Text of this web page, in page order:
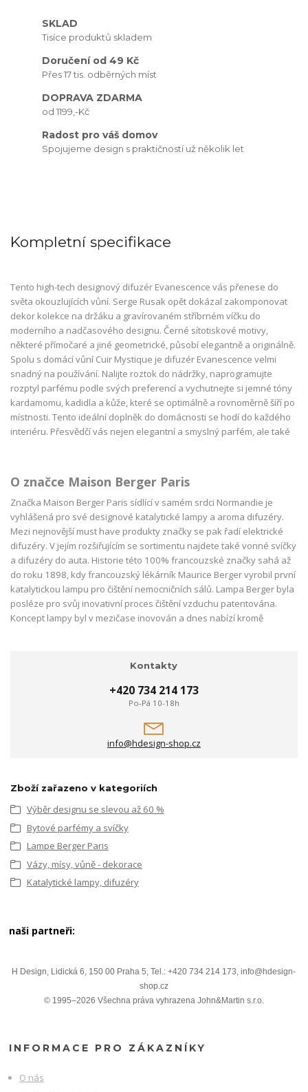
SKLAD
Tisíce produktů skladem
Doručení od 49 Kč
Přes 17 tis. odběrných míst
DOPRAVA ZDARMA
od 1199,-Kč
Radost pro váš domov
Spojujeme design s praktičností už několik let
Kompletní specifikace
Tento high-tech designový difuzér Evanescence vás přenese do
světa okouzlujících vůní. Serge Rusak opět dokázal zakomponovat
dekor kolekce na držáku a gravírovaném stříbrném víčku do
moderního a nadčasového designu. Černé sítotiskové motivy,
některé přímočaré a jiné geometrické, působí elegantně a originálně.
Spolu s domácí vůní Cuir Mystique je difuzér Evanescence velmi
snadný na používání. Nalijte roztok do nádržky, naprogramujte
rozptyl parfému podle svých preferencí a vychutnejte si jemné tóny
kardamomu, kadidla a kůže, které se optimálně a rovnoměrně šíří po
místnosti. Tento ideální doplněk do domácnosti se hodí do každého
interiéru. Přesvědčí vás nejen elegantní a smyslný parfém, ale také
Šířka 12 cm
Délka 12 cm
Materiál Sklo
Objem 100 ml
O značce Maison Berger Paris
Značka Maison Berger Paris sídlící v samém srdci Normandie je
vyhlášená pro své designové katalytické lampy a aroma difuzéry.
Mezi nejnovější must have produkty značky se pak řadí elektrické
difuzéry. V jejím rozšiřujícím se sortimentu najdete také vonné svíčky
a difuzéry do auta. Historie této 100% francouzské značky sahá až
do roku 1898, kdy francouzský lékárník Maurice Berger vyrobil první
katalytickou lampu pro čištění nemocničních sálů. Lampa Berger byla
posléze pro svůj inovativní proces čištění vzduchu patentována.
Koncept lampy byl v mezičase inovován a dnes nabízí kromě
svými katalytickými lampami mezinárodních úspěchů. Kvůli oblibě
Kontakty
+420 734 214 173
Po-Pá 10-18h
info@hdesign-shop.cz
Zboží zařazeno v kategoriích
Výběr designu se slevou až 60 %
Bytové parfémy a svíčky
Lampe Berger Paris
Vázy, mísy, vůně - dekorace
Katalytické lampy, difuzéry
naši partneři:
H Design, Lidická 6, 150 00 Praha 5, Tel.: +420 734 214 173, info@hdesign-
shop.cz
© 1995–2026 Všechna práva vyhrazena John&Martin s.r.o.
INFORMACE PRO ZÁKAZNÍKY
O nás